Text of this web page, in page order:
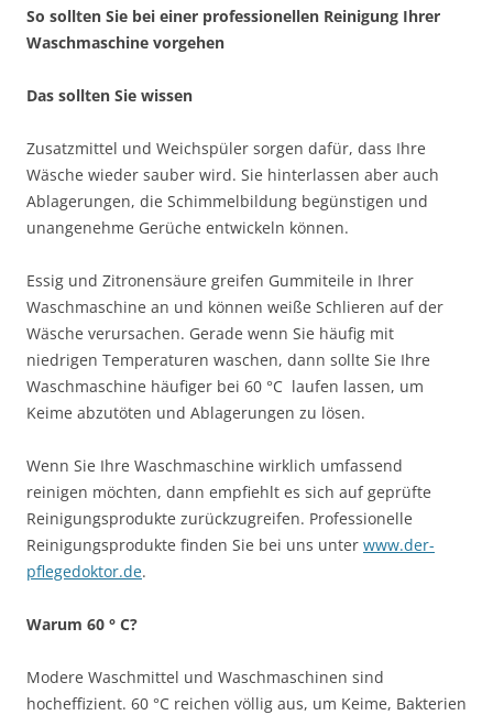
So sollten Sie bei einer professionellen Reinigung Ihrer
Waschmaschine vorgehen
Das sollten Sie wissen
Zusatzmittel und Weichspüler sorgen dafür, dass Ihre
Wäsche wieder sauber wird. Sie hinterlassen aber auch
Ablagerungen, die Schimmelbildung begünstigen und
unangenehme Gerüche entwickeln können.
Essig und Zitronensäure greifen Gummiteile in Ihrer
Waschmaschine an und können weiße Schlieren auf der
Wäsche verursachen. Gerade wenn Sie häufig mit
niedrigen Temperaturen waschen, dann sollte Sie Ihre
Waschmaschine häufiger bei 60 °C laufen lassen, um
Keime abzutöten und Ablagerungen zu lösen.
Wenn Sie Ihre Waschmaschine wirklich umfassend
reinigen möchten, dann empfiehlt es sich auf geprüfte
Reinigungsprodukte zurückzugreifen. Professionelle
Reinigungsprodukte finden Sie bei uns unter www.der-
pflegedoktor.de.
Warum 60 ° C?
Modere Waschmittel und Waschmaschinen sind
hocheffizient. 60 °C reichen völlig aus, um Keime, Bakterien